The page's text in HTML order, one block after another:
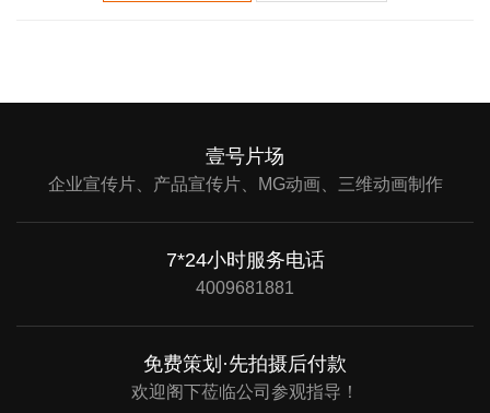
壹号片场
企业宣传片、产品宣传片、MG动画、三维动画制作
7*24小时服务电话
4009681881
免费策划·先拍摄后付款
欢迎阁下莅临公司参观指导！